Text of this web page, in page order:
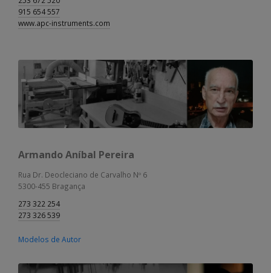
915 654 557
www.apc-instruments.com
Armando Aníbal Pereira
Rua Dr. Deocleciano de Carvalho Nº 6
5300-455 Bragança
273 322 254
273 326 539
Modelos de Autor